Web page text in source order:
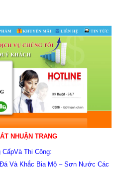
NHUẬN TRANG
CấpVà Thi Công:
Và Khắc Bia Mộ – Sơn Nước Các